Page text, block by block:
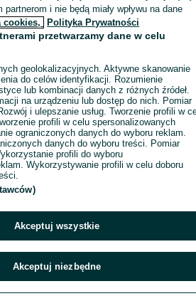
i nie będą miały wpływu na dane
cookies, Polityka Prywatności
przetwarzamy dane w celu
geolokalizacyjnych. Aktywne skanowanie
do celów identyfikacji. Rozumienie
lub kombinacji danych z różnych źródeł.
na urządzeniu lub dostęp do nich. Pomiar
i ulepszanie usług. Tworzenie profili w
profili w celu spersonalizowanych
ograniczonych danych do wyboru reklam.
danych do wyboru treści. Pomiar
profili do wyboru
Wykorzystywanie profili w celu doboru
Akceptuj wszystkie
Akceptuj niezbędne